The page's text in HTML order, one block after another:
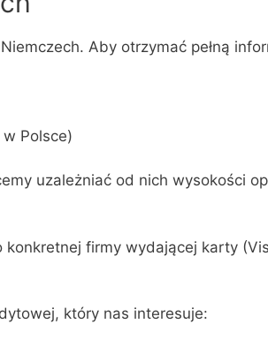
Aby otrzymać pełną
Polsce)
uzależniać od nich wysokości
firmy wydającej karty
który nas interesuje: